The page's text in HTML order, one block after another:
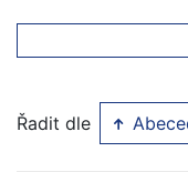
Řadit dle